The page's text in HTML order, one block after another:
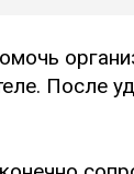
После